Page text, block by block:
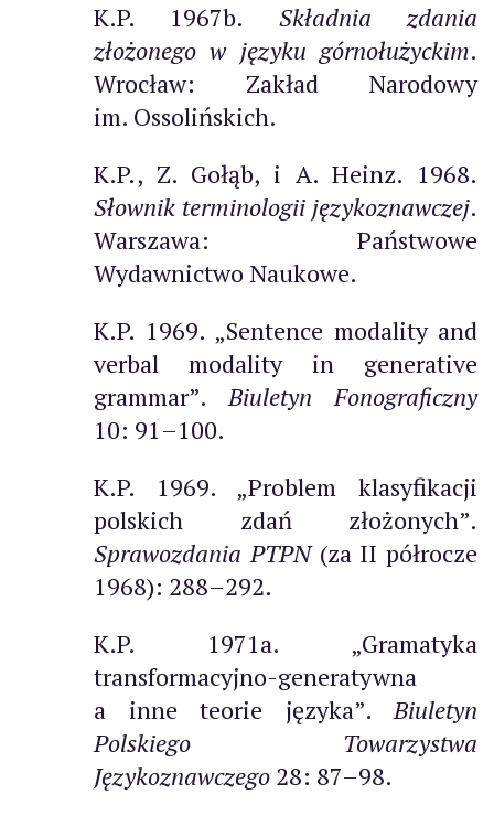
K.P. 1967b. Składnia zdania
złożonego w języku górnołużyckim.
Wrocław: Zakład Narodowy
im. Ossolińskich.
K.P., Z. Gołąb, i A. Heinz. 1968.
Słownik terminologii językoznawczej.
Warszawa: Państwowe
Wydawnictwo Naukowe.
K.P. 1969. „Sentence modality and
verbal modality in generative
grammar”.Biuletyn Fonograficzny
10: 91–100.
K.P. 1969. „Problem klasyfikacji
polskich zdań złożonych”.
Sprawozdania PTPN(za II półrocze
1968): 288–292.
K.P. 1971a. „Gramatyka
transformacyjno-generatywna
a inne teorie języka”.Biuletyn
Polskiego Towarzystwa
Językoznawczego 28: 87–98.